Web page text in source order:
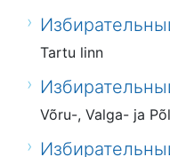
Tartu linn
Võru-, Valga- ja